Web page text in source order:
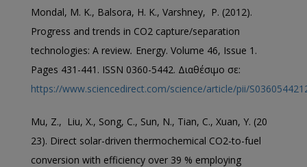
Mondal, M. K., Balsora, H. K., Varshney, P. (2012).
Progress and trends in CO2 capture/separation
technologies: A review. Energy. Volume 46, Issue 1.
Pages 431-441. ISSN 0360-5442. Διαθέσιμο σε:
https://www.sciencedirect.com/science/article/pii/
Mu, Ζ., Liu, X., Song, C., Sun, N., Tian, C., Xuan, Y. (20
23). Direct solar-driven thermochemical CO2-to-fuel
conversion with efficiency over 39 % employing